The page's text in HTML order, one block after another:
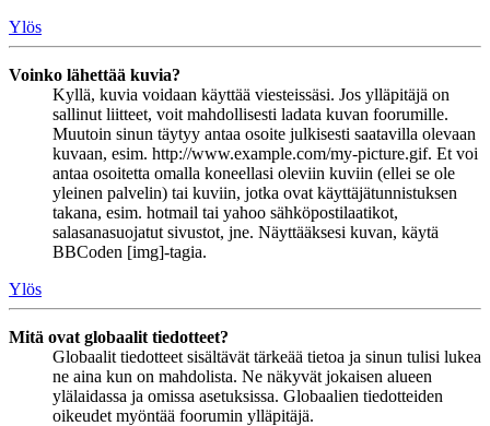
Ylös
Voinko lähettää kuvia?
Kyllä, kuvia voidaan käyttää viesteissäsi. Jos ylläpitäjä on
sallinut liitteet, voit mahdollisesti ladata kuvan foorumille.
Muutoin sinun täytyy antaa osoite julkisesti saatavilla olevaan
kuvaan, esim. http://www.example.com/my-picture.gif. Et voi
antaa osoitetta omalla koneellasi oleviin kuviin (ellei se ole
yleinen palvelin) tai kuviin, jotka ovat käyttäjätunnistuksen
takana, esim. hotmail tai yahoo sähköpostilaatikot,
salasanasuojatut sivustot, jne. Näyttääksesi kuvan, käytä
BBCoden [img]-tagia.
Ylös
Mitä ovat globaalit tiedotteet?
Globaalit tiedotteet sisältävät tärkeää tietoa ja sinun tulisi lukea
ne aina kun on mahdolista. Ne näkyvät jokaisen alueen
ylälaidassa ja omissa asetuksissa. Globaalien tiedotteiden
oikeudet myöntää foorumin ylläpitäjä.